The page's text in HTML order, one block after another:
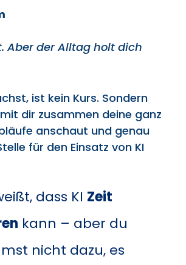
Aber der Alltag holt dich
ist kein Kurs. Sondern
dir zusammen deine ganz
anschaut und genau
für den Einsatz von KI
dass KI Zeit
kann – aber du
nicht dazu, es